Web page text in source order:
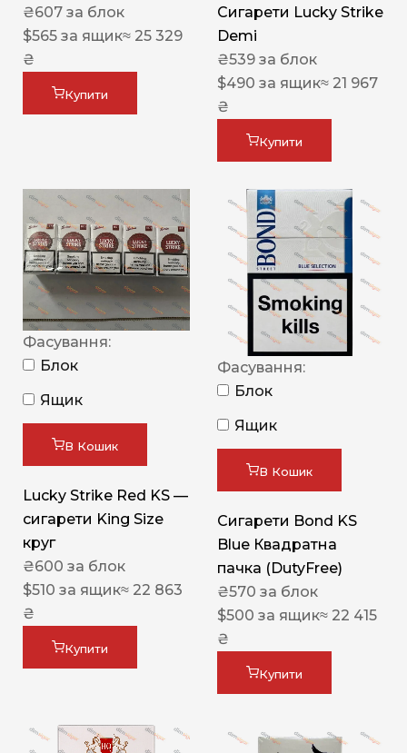
₴607 за блок
$565 за ящик≈ 25 329
₴
Купити
Сигарети Lucky Strike
Demi
₴539 за блок
$490 за ящик≈ 21 967
₴
Купити
Фасування:
Блок
Ящик
В Кошик
Lucky Strike Red KS —
сигарети King Size
круг
₴600 за блок
$510 за ящик≈ 22 863
₴
Купити
Фасування:
Блок
Ящик
В Кошик
Сигарети Bond KS
Blue Квадратна
пачка (DutyFree)
₴570 за блок
$500 за ящик≈ 22 415
₴
Купити